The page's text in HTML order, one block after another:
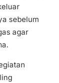
sebelum
agar